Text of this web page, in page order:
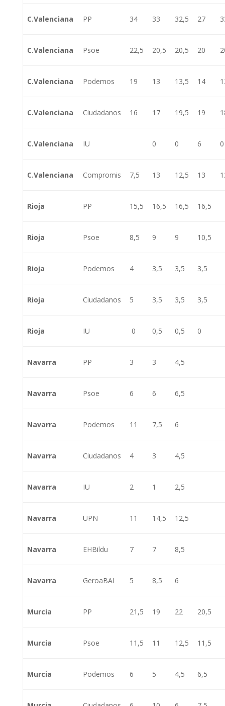
C.Valenciana PP 34 33 32,5 27
C.Valenciana Psoe 22,5 20,5 20,5 20
C.Valenciana Podemos 19 13 13,5 14
C.Valenciana Ciudadanos 16 17 19,5 19
C.Valenciana IU 0 0 6 0
C.Valenciana Compromis 7,5 13 12,5 13
Rioja PP 15,5 16,5 16,5 16,5
Rioja Psoe 8,5 9 9 10,5
Rioja Podemos 4 3,5 3,5 3,5
Rioja Ciudadanos 5 3,5 3,5 3,5
Rioja IU 0 0,5 0,5 0
Navarra PP 3 3 4,5
Navarra Psoe 6 6 6,5
Navarra Podemos 11 7,5 6
Navarra Ciudadanos 4 3 4,5
Navarra IU 2 1 2,5
Navarra UPN 11 14,5 12,5
Navarra EHBildu 7 7 8,5
Navarra GeroaBAI 5 8,5 6
Murcia PP 21,5 19 22 20,5
Murcia Psoe 11,5 11 12,5 11,5
Murcia Podemos 6 5 4,5 6,5